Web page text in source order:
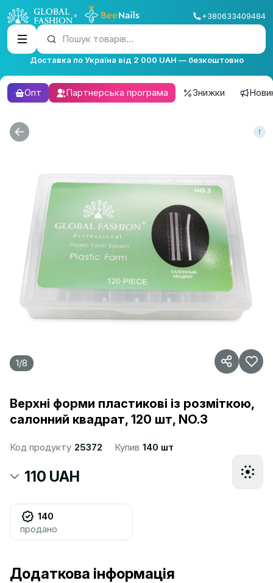
+380633409484
Пошук товарів...
Доставка по Україна від 2 000 UAH — безкоштовно
Опт Партнерська програма Знижки
1/8
Верхні форми пластикові із розміткою,
салонний квадрат, 120 шт, NO.3
Код продукту 25372 Купив 140 шт
110 UAH
140
продано
Додаткова інформація